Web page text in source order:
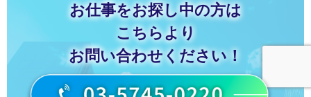
お仕事をお探し中の方は
こちらより
お問い合わせください！